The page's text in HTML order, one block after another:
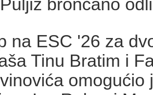
brončano
na ESC '26 za
Tinu Bratim i
omogućio